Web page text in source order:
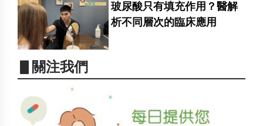
玻尿酸只有填充作用？醫解
析不同層次的臨床應用
▋關注我們